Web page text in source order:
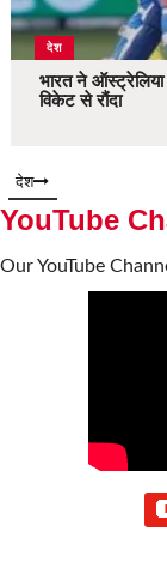
देश
भारत ने
विकेट से रौंदा
देश
YouTube
Our YouTube